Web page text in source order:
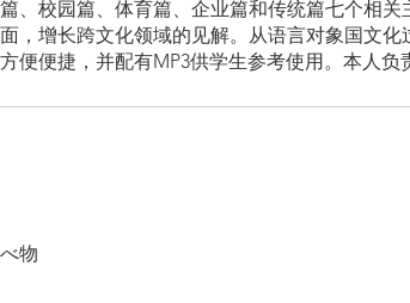
、校园篇、体育篇、企业篇和传统篇七个相
，增长跨文化领域的见解。从语言对象国文
便便捷，并配有MP3供学生参考使用。本人负
物